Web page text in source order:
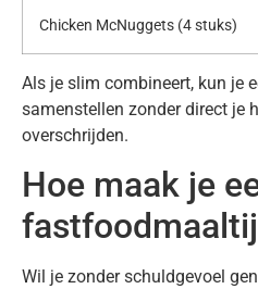
Chicken McNuggets (4 stuks)
Als je slim combineert, kun je
samenstellen zonder direct je
overschrijden.
Hoe maak je
Wil je zonder schuldgevoel